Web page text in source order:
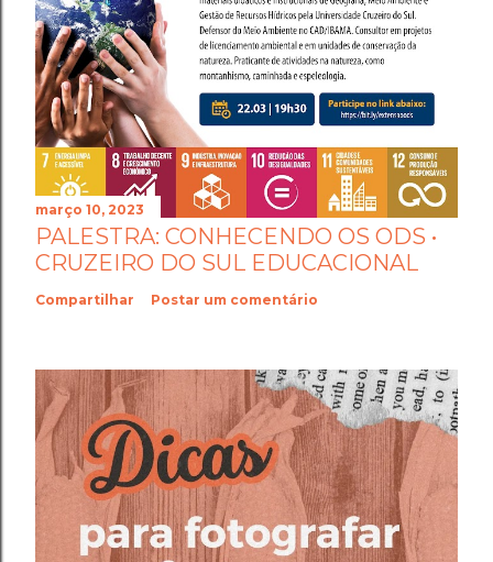
março 10, 2023
PALESTRA: CONHECENDO OS ODS •
CRUZEIRO DO SUL EDUCACIONAL
Compartilhar Postar um comentário